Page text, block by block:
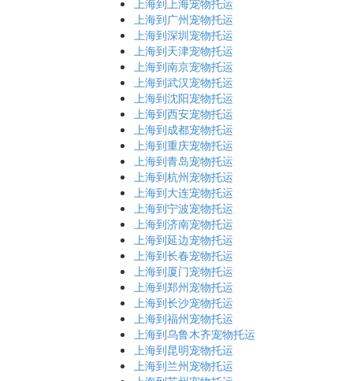
上海到上海宠物托运
上海到广州宠物托运
上海到深圳宠物托运
上海到天津宠物托运
上海到南京宠物托运
上海到武汉宠物托运
上海到沈阳宠物托运
上海到西安宠物托运
上海到成都宠物托运
上海到重庆宠物托运
上海到青岛宠物托运
上海到杭州宠物托运
上海到大连宠物托运
上海到宁波宠物托运
上海到济南宠物托运
上海到延边宠物托运
上海到长春宠物托运
上海到厦门宠物托运
上海到郑州宠物托运
上海到长沙宠物托运
上海到福州宠物托运
上海到乌鲁木齐宠物托运
上海到昆明宠物托运
上海到兰州宠物托运